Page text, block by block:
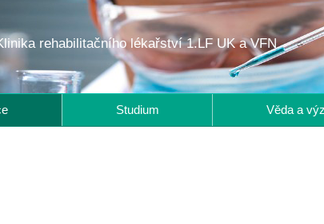
rehabilitačního lékařství 1.LF UK a VFN
Studium Věda a